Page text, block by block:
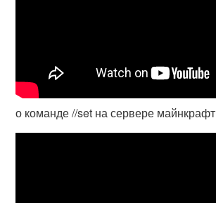
о команде //set на сервере майнкрафт